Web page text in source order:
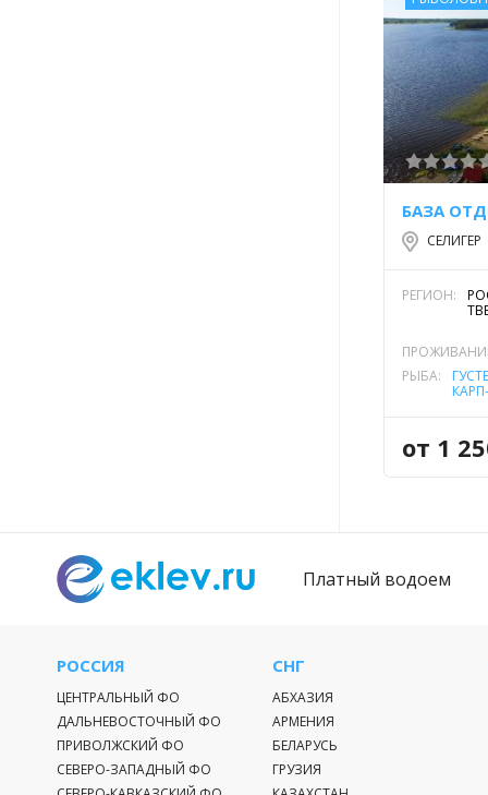
БАЗА
СЕЛИГЕР
РЕГИОН:
РЫБА:
от 1
Платный водоем
РОССИЯ
ЦЕНТРАЛЬНЫЙ ФО
ДАЛЬНЕВОСТОЧНЫЙ ФО
ПРИВОЛЖСКИЙ ФО
СЕВЕРО-ЗАПАДНЫЙ ФО
СНГ
АБХАЗИЯ
АРМЕНИЯ
БЕЛАРУСЬ
ГРУЗИЯ